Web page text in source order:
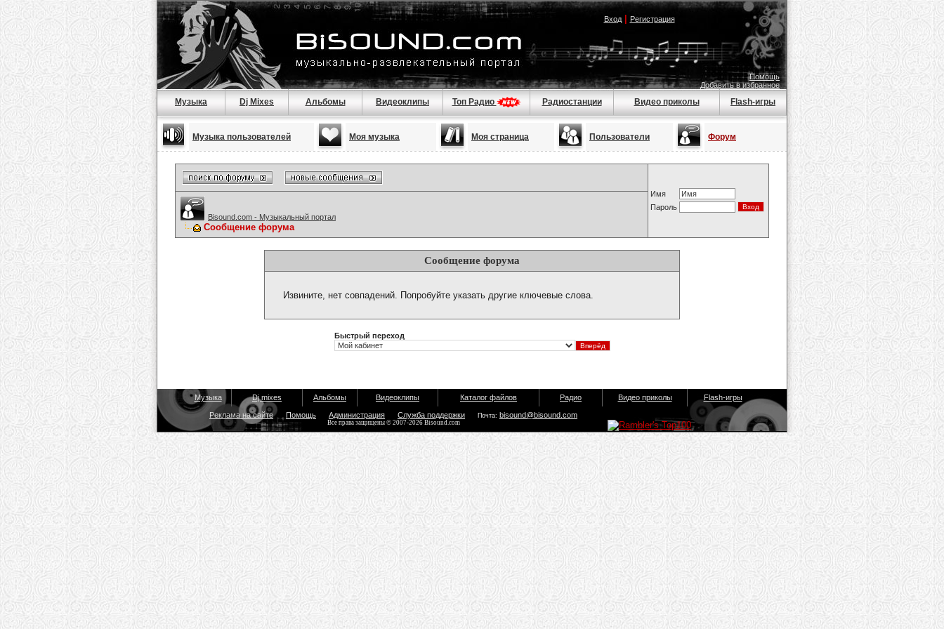
Вход| Регистрация
Помощь
Добавить в избранное
Музыка Dj Mixes Альбомы Видеоклипы Топ Радио Радиостанции Видео приколы Flash-игры
Музыка пользователей Моя музыка Моя страница Пользователи Форум
Имя
Пароль
Bisound.com - Музыкальный портал
Сообщение форума
Сообщение форума
Извините, нет совпадений. Попробуйте указать другие ключевые слова.
Быстрый переход
Музыка Dj mixes Альбомы Видеоклипы Каталог файлов Радио Видео приколы Flash-игры
Реклама на сайте Помощь Администрация Служба поддержки Почта: bisound@bisound.com
Все права защищены © 2007-2026 Bisound.com